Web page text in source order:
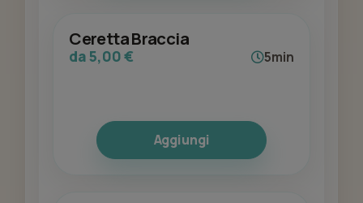
Ceretta Braccia
da 5,00 € 5min
Aggiungi